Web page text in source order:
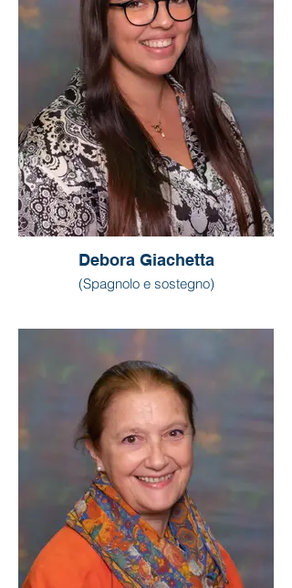
Debora Giachetta
(Spagnolo e sostegno)